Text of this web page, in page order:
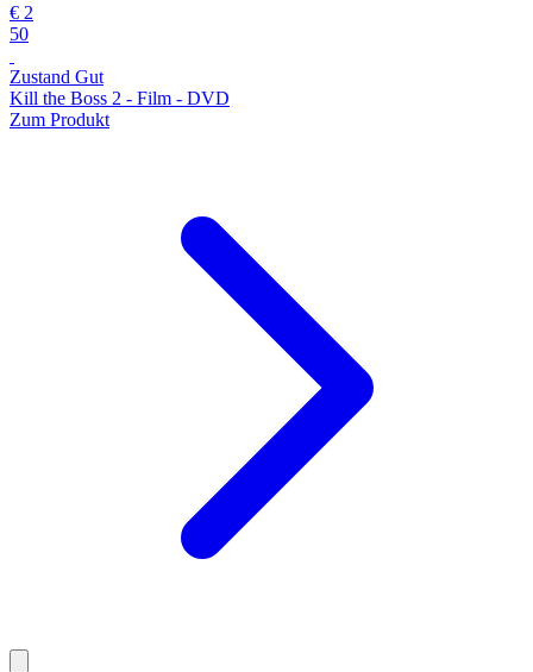
€ 2
50
Zustand Gut
Kill the Boss 2 - Film - DVD
Zum Produkt